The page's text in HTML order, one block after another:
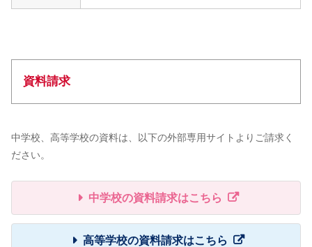
資料請求
中学校、高等学校の資料は、以下の外部専用サイトよりご請求く
ださい。
中学校の資料請求はこちら
高等学校の資料請求はこちら